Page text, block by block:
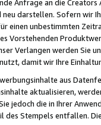
Anfrage an die
darstellen. Sofern wir
einen unbestimmten
Vorstehenden
Verlangen werden Sie
damit wir Ihre
aus
aktualisieren,
jedoch die in Ihrer
des Stempels entfallen.